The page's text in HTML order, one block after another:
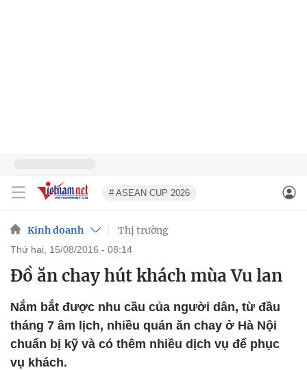
# ASEAN CUP 2026
Kinh doanh Thị trường
thứ hai, 15/08/2016 - 08:14
Đồ ăn chay hút khách mùa Vu lan
Nắm bắt được nhu cầu của người dân, từ đầu
tháng 7 âm lịch, nhiều quán ăn chay ở Hà Nội
chuẩn bị kỹ và có thêm nhiều dịch vụ để phục
vụ khách.